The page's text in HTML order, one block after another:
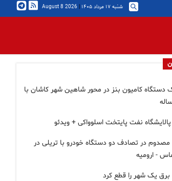
شنبه ۱۷ مرداد ۱۴۰۵ |
2026 August 8
دستگاه کامیون بنز در محور شاهین شهر کاشان با
پالایشگاه نفت پایتخت اسلوواکی + ویدئو
و مصدوم در تصادف دو دستگاه خودرو با تریلی در
- ارومیه
برق یک شهر را قطع کرد